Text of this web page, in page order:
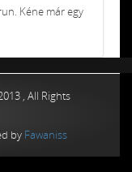
Kéne már egy
, All Rights
by Fawaniss